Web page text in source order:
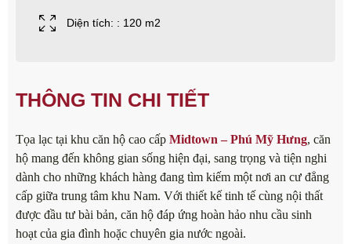
Diện tích: : 120 m2
THÔNG TIN CHI TIẾT
Tọa lạc tại khu căn hộ cao cấp Midtown – Phú Mỹ Hưng, căn
hộ mang đến không gian sống hiện đại, sang trọng và tiện nghi
dành cho những khách hàng đang tìm kiếm một nơi an cư đẳng
cấp giữa trung tâm khu Nam. Với thiết kế tinh tế cùng nội thất
được đầu tư bài bản, căn hộ đáp ứng hoàn hảo nhu cầu sinh
hoạt của gia đình hoặc chuyên gia nước ngoài.